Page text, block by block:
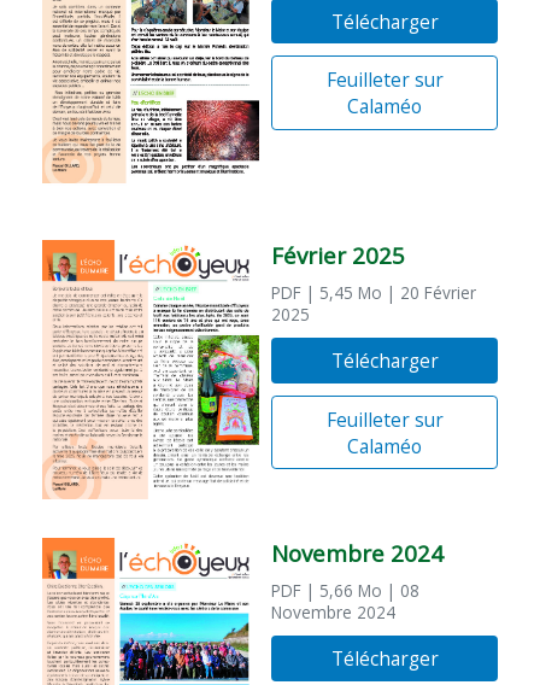
Télécharger
Feuilleter sur
Calaméo
Février 2025
PDF | 5,45 Mo | 20 Février
2025
Télécharger
Feuilleter sur
Calaméo
Novembre 2024
PDF | 5,66 Mo | 08
Novembre 2024
Télécharger